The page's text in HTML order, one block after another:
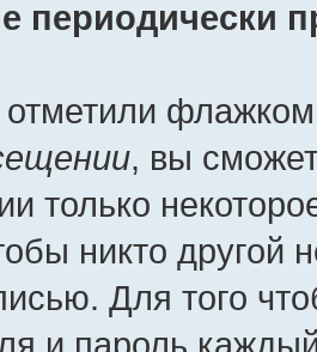
периодически
, вы
только
никто другой
Для того